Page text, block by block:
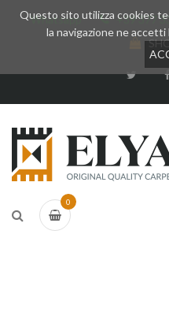
Whatsapp +39 377
0
Questo sito utilizza cookies
la navigazione ne accetti